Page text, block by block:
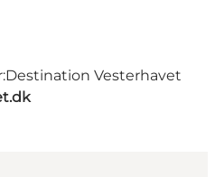
Destination Vesterhavet